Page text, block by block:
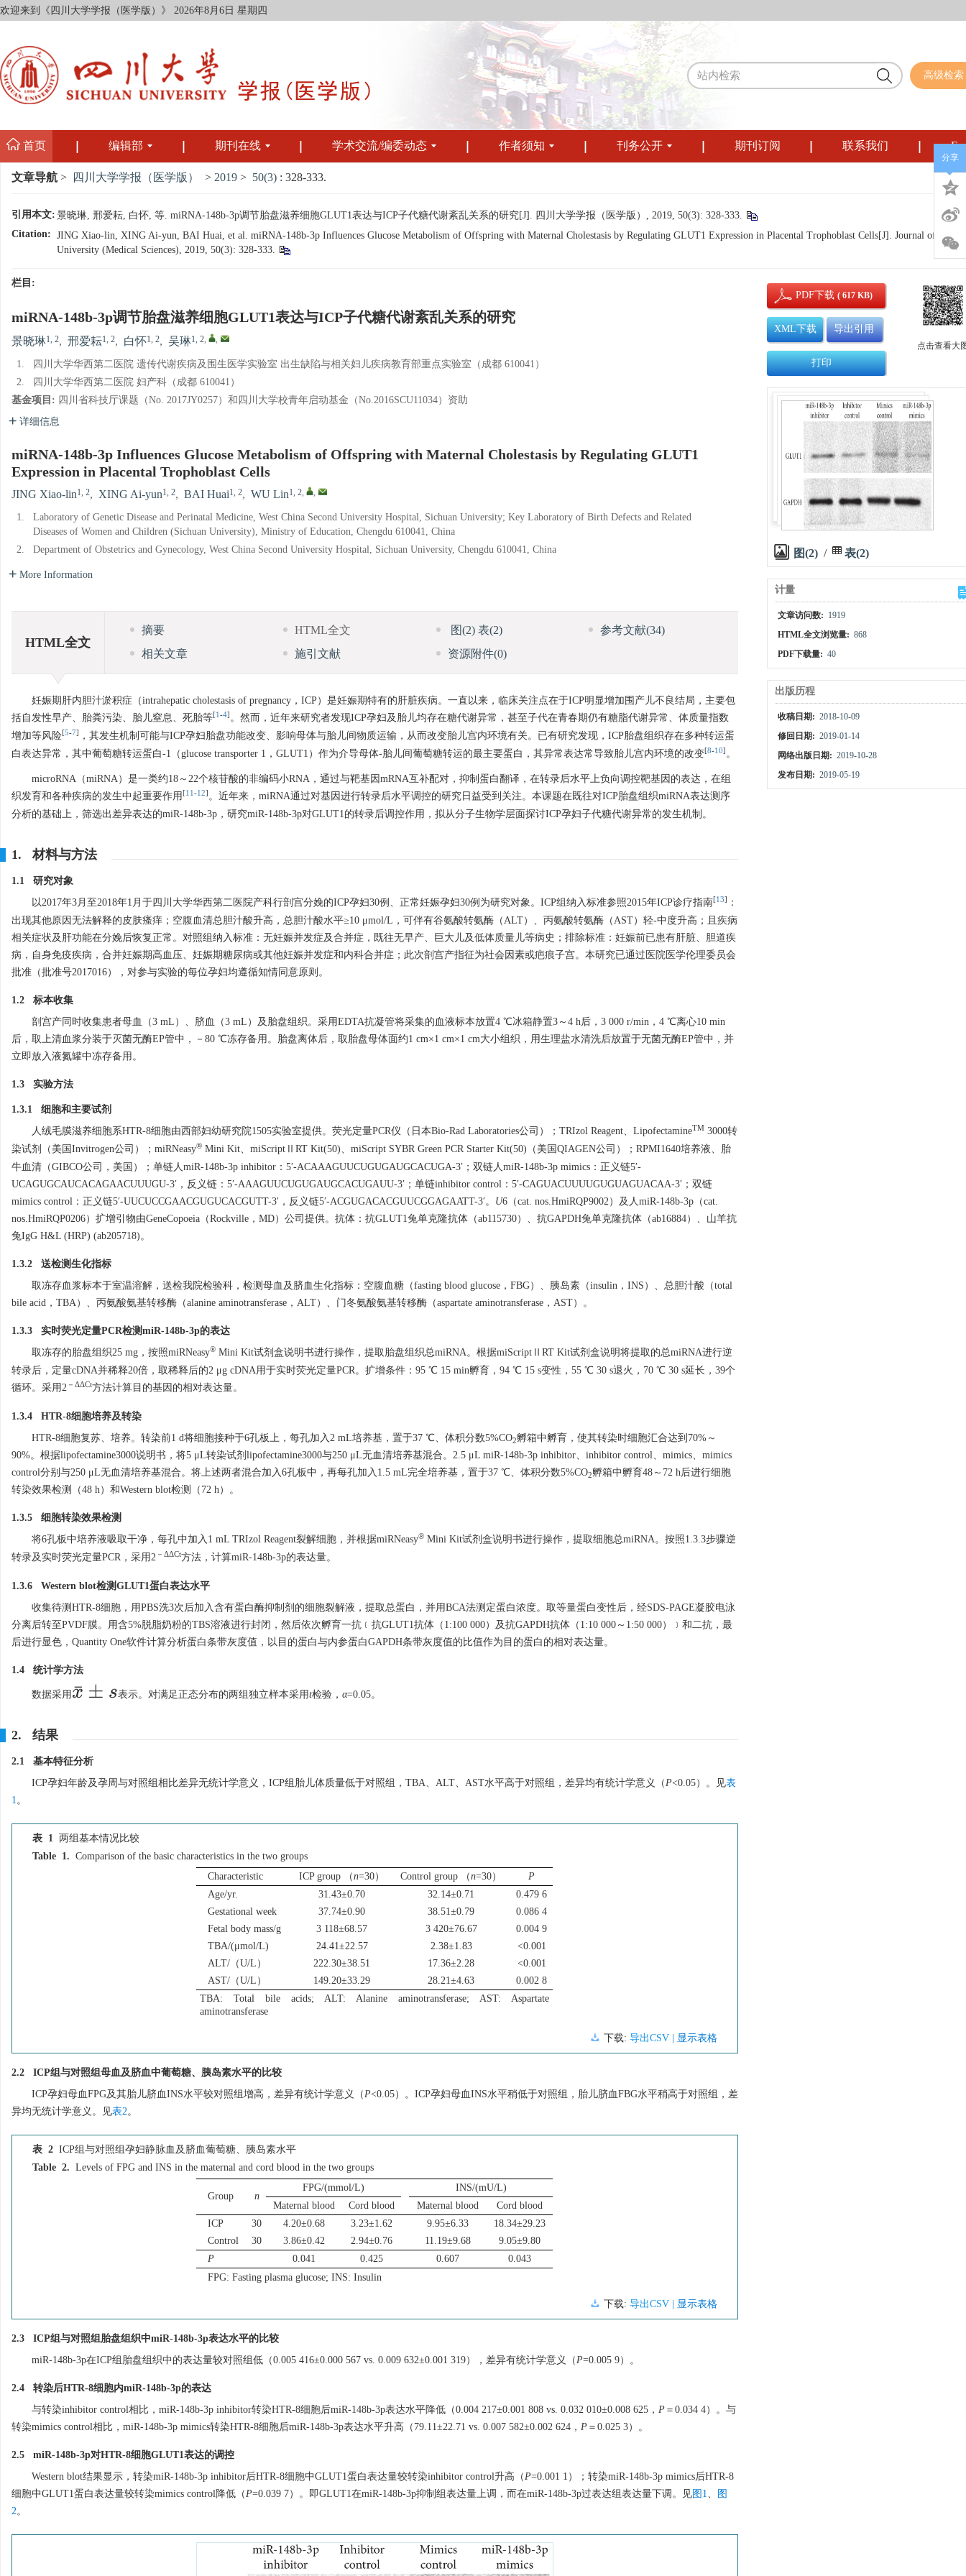
欢迎来到《四川大学学报（医学版）》 2026年8月6日 星期四
高级检索
首页 编辑部 期刊在线 学术交流/编委动态 作者须知 刊务公开 期刊订阅 联系我们
文章导航 > 四川大学学报（医学版） > 2019 > 50(3) : 328-333.
引用本文:景晓琳, 邢爱耘, 白怀, 等. miRNA-148b-3p调节胎盘滋养细胞GLUT1表达与ICP子代糖代谢紊乱关系的研究[J]. 四川大学学报（医学版）, 2019, 50(3): 328-333.
Citation: JING Xiao-lin, XING Ai-yun, BAI Huai, et al. miRNA-148b-3p Influences Glucose Metabolism of Offspring with Maternal Cholestasis by Regulating GLUT1 Expression in Placental Trophoblast Cells[J]. Journal of
University (Medical Sciences), 2019, 50(3): 328-333.
栏目:
miRNA-148b-3p调节胎盘滋养细胞GLUT1表达与ICP子代糖代谢紊乱关系的研究
景晓琳1, 2, 邢爱耘1, 2, 白怀1, 2, 吴琳1, 2, ,
1.
四川大学华西第二医院 遗传代谢疾病及围生医学实验室 出生缺陷与相关妇儿疾病教育部重点实验室（成都 610041）
2.
四川大学华西第二医院 妇产科（成都 610041）
基金项目: 四川省科技厅课题（No. 2017JY0257）和四川大学校青年启动基金（No.2016SCU11034）资助
详细信息
miRNA-148b-3p Influences Glucose Metabolism of Offspring with Maternal Cholestasis by Regulating GLUT1
Expression in Placental Trophoblast Cells
JING Xiao-lin1, 2, XING Ai-yun1, 2, BAI Huai1, 2, WU Lin1, 2, ,
1.
Laboratory of Genetic Disease and Perinatal Medicine, West China Second University Hospital, Sichuan University; Key Laboratory of Birth Defects and Related
Diseases of Women and Children (Sichuan University), Ministry of Education, Chengdu 610041, China
2.
Department of Obstetrics and Gynecology, West China Second University Hospital, Sichuan University, Chengdu 610041, China
More Information
HTML全文
摘要 HTML全文 图(2)表(2) 参考文献(34)
相关文章
施引文献 资源附件(0)
妊娠期肝内胆汁淤积症（intrahepatic cholestasis of pregnancy，ICP）是妊娠期特有的肝脏疾病。一直以来，临床关注点在于ICP明显增加围产儿不良结局，主要包
括自发性早产、胎粪污染、胎儿窒息、死胎等[1-4] 。然而，近年来研究者发现ICP孕妇及胎儿均存在糖代谢异常，甚至子代在青春期仍有糖脂代谢异常、体质量指数
增加等风险[5-7]
，其发生机制可能与ICP孕妇胎盘功能改变、影响母体与胎儿间物质运输，从而改变胎儿宫内环境有关。已有研究发现，ICP胎盘组织存在多种转运蛋
白表达异常，其中葡萄糖转运蛋白-1（glucose transporter 1，GLUT1）作为介导母体-胎儿间葡萄糖转运的最主要蛋白，其异常表达常导致胎儿宫内环境的改变[8-10] 。
microRNA（miRNA）是一类约18～22个核苷酸的非编码小RNA，通过与靶基因mRNA互补配对，抑制蛋白翻译，在转录后水平上负向调控靶基因的表达，在组
织发育和各种疾病的发生中起重要作用 [11-12] 。近年来，miRNA通过对基因进行转录后水平调控的研究日益受到关注。本课题在既往对ICP胎盘组织miRNA表达测序
分析的基础上，筛选出差异表达的miR-148b-3p，研究miR-148b-3p对GLUT1的转录后调控作用，拟从分子生物学层面探讨ICP孕妇子代糖代谢异常的发生机制。
1. 材料与方法
1.1 研究对象
以2017年3月至2018年1月于四川大学华西第二医院产科行剖宫分娩的ICP孕妇30例、正常妊娠孕妇30例为研究对象。ICP组纳入标准参照2015年ICP诊疗指南[13]
：
出现其他原因无法解释的皮肤瘙痒；空腹血清总胆汁酸升高，总胆汁酸水平≥10 μmol/L，可伴有谷氨酸转氨酶（ALT）、丙氨酸转氨酶（AST）轻-中度升高；且疾病
相关症状及肝功能在分娩后恢复正常。对照组纳入标准：无妊娠并发症及合并症，既往无早产、巨大儿及低体质量儿等病史；排除标准：妊娠前已患有肝脏、胆道疾
病，自身免疫疾病，合并妊娠期高血压、妊娠期糖尿病或其他妊娠并发症和内科合并症；此次剖宫产指征为社会因素或疤痕子宫。本研究已通过医院医学伦理委员会
批准（批准号2017016），对参与实验的每位孕妇均遵循知情同意原则。
1.2 标本收集
剖宫产同时收集患者母血（3 mL）、脐血（3 mL）及胎盘组织。采用EDTA抗凝管将采集的血液标本放置4 ℃冰箱静置3～4 h后，3 000 r/min，4 ℃离心10 min
后，取上清血浆分装于灭菌无酶EP管中，－80 ℃冻存备用。胎盘离体后，取胎盘母体面约1 cm×1 cm×1 cm大小组织，用生理盐水清洗后放置于无菌无酶EP管中，并
立即放入液氮罐中冻存备用。
1.3 实验方法
1.3.1 细胞和主要试剂
人绒毛膜滋养细胞系HTR-8细胞由西部妇幼研究院1505实验室提供。荧光定量PCR仪（日本Bio-Rad Laboratories公司）；TRIzol Reagent、LipofectamineTM 3000转
染试剂（美国Invitrogen公司）；miRNeasy® Mini Kit、miScriptⅡRT Kit(50)、miScript SYBR Green PCR Starter Kit(50)（美国QIAGEN公司）；RPMI1640培养液、胎
牛血清（GIBCO公司，美国）；单链人miR-148b-3p inhibitor：5′-ACAAAGUUCUGUGAUGCACUGA-3′；双链人miR-148b-3p mimics：正义链5′-
UCAGUGCAUCACAGAACUUUGU-3′，反义链：5′-AAAGUUCUGUGAUGCACUGAUU-3′；单链inhibitor control：5′-CAGUACUUUUGUGUAGUACAA-3′；双链
mimics control：正义链5′-UUCUCCGAACGUGUCACGUTT-3′，反义链5′-ACGUGACACGUUCGGAGAATT-3′。 U6（cat. nos.HmiRQP9002）及人miR-148b-3p（cat.
nos.HmiRQP0206）扩增引物由GeneCopoeia（Rockville，MD）公司提供。抗体：抗GLUT1兔单克隆抗体（ab115730）、抗GAPDH兔单克隆抗体（ab16884）、山羊抗
兔IgG H&L (HRP) (ab205718)。
1.3.2 送检测生化指标
取冻存血浆标本于室温溶解，送检我院检验科，检测母血及脐血生化指标：空腹血糖（fasting blood glucose，FBG）、胰岛素（insulin，INS）、总胆汁酸（total
bile acid，TBA）、丙氨酸氨基转移酶（alanine aminotransferase，ALT）、门冬氨酸氨基转移酶（aspartate aminotransferase，AST）。
1.3.3 实时荧光定量PCR检测miR-148b-3p的表达
取冻存的胎盘组织25 mg，按照miRNeasy® Mini Kit试剂盒说明书进行操作，提取胎盘组织总miRNA。根据miScriptⅡRT Kit试剂盒说明将提取的总miRNA进行逆
转录后，定量cDNA并稀释20倍，取稀释后的2 μg cDNA用于实时荧光定量PCR。扩增条件：95 ℃ 15 min孵育，94 ℃ 15 s变性，55 ℃ 30 s退火，70 ℃ 30 s延长，39个
循环。采用2 －ΔΔCt方法计算目的基因的相对表达量。
1.3.4 HTR-8细胞培养及转染
HTR-8细胞复苏、培养。转染前1 d将细胞接种于6孔板上，每孔加入2 mL培养基，置于37 ℃、体积分数5%CO2孵箱中孵育，使其转染时细胞汇合达到70%～
90%。根据lipofectamine3000说明书，将5 μL转染试剂lipofectamine3000与250 μL无血清培养基混合。2.5 μL miR-148b-3p inhibitor、inhibitor control、mimics、mimics
control分别与250 μL无血清培养基混合。将上述两者混合加入6孔板中，再每孔加入1.5 mL完全培养基，置于37 ℃、体积分数5%CO2孵箱中孵育48～72 h后进行细胞
转染效果检测（48 h）和Western blot检测（72 h）。
1.3.5 细胞转染效果检测
将6孔板中培养液吸取干净，每孔中加入1 mL TRIzol Reagent裂解细胞，并根据miRNeasy® Mini Kit试剂盒说明书进行操作，提取细胞总miRNA。按照1.3.3步骤逆
转录及实时荧光定量PCR，采用2 －ΔΔCt方法，计算miR-148b-3p的表达量。
1.3.6 Western blot检测GLUT1蛋白表达水平
收集待测HTR-8细胞，用PBS洗3次后加入含有蛋白酶抑制剂的细胞裂解液，提取总蛋白，并用BCA法测定蛋白浓度。取等量蛋白变性后，经SDS-PAGE凝胶电泳
分离后转至PVDF膜。用含5%脱脂奶粉的TBS溶液进行封闭，然后依次孵育一抗﹝抗GLUT1抗体（1:100 000）及抗GAPDH抗体（1:10 000～1:50 000）﹞和二抗，最
后进行显色，Quantity One软件计算分析蛋白条带灰度值，以目的蛋白与内参蛋白GAPDH条带灰度值的比值作为目的蛋白的相对表达量。
1.4 统计学方法
数据采用x¯± s 表示。对满足正态分布的两组独立样本采用t检验， α=0.05。
2. 结果
2.1 基本特征分析
ICP孕妇年龄及孕周与对照组相比差异无统计学意义，ICP组胎儿体质量低于对照组，TBA、ALT、AST水平高于对照组，差异均有统计学意义（P<0.05）。见表
1。
表 1 两组基本情况比较
Table 1. Comparison of the basic characteristics in the two groups
Characteristic
ICP group （n=30） Control group （n=30）
P
Age/yr.
31.43±0.70 32.14±0.71
0.479 6
Gestational week
37.74±0.90 38.51±0.79
0.086 4
Fetal body mass/g
3 118±68.57 3 420±76.67
0.004 9
TBA/(μmol/L)
24.41±22.57 2.38±1.83
<0.001
ALT/（U/L）
222.30±38.51 17.36±2.28
<0.001
AST/（U/L）
149.20±33.29 28.21±4.63
0.002 8
TBA: Total bile acids; ALT: Alanine aminotransferase; AST: Aspartate
aminotransferase
下载: 导出CSV | 显示表格
2.2 ICP组与对照组母血及脐血中葡萄糖、胰岛素水平的比较
ICP孕妇母血FPG及其胎儿脐血INS水平较对照组增高，差异有统计学意义（P<0.05）。ICP孕妇母血INS水平稍低于对照组，胎儿脐血FBG水平稍高于对照组，差
异均无统计学意义。见表2。
表 2 ICP组与对照组孕妇静脉血及脐血葡萄糖、胰岛素水平
Table 2. Levels of FPG and INS in the maternal and cord blood in the two groups
Group n
FPG/(mmol/L)
INS/(mU/L)
Maternal blood
Cord blood Maternal blood
Cord blood
ICP
30 4.20±0.68 3.23±1.62 9.95±6.33
18.34±29.23
Control
30 3.86±0.42 2.94±0.76 11.19±9.68
9.05±9.80
P
0.041 0.425 0.607
0.043
FPG: Fasting plasma glucose; INS: Insulin
下载: 导出CSV | 显示表格
2.3 ICP组与对照组胎盘组织中miR-148b-3p表达水平的比较
miR-148b-3p在ICP组胎盘组织中的表达量较对照组低（0.005 416±0.000 567 vs. 0.009 632±0.001 319），差异有统计学意义（P=0.005 9）。
2.4 转染后HTR-8细胞内miR-148b-3p的表达
与转染inhibitor control相比，miR-148b-3p inhibitor转染HTR-8细胞后miR-148b-3p表达水平降低（0.004 217±0.001 808 vs. 0.032 010±0.008 625， P＝0.034 4）。与
转染mimics control相比，miR-148b-3p mimics转染HTR-8细胞后miR-148b-3p表达水平升高（79.11±22.71 vs. 0.007 582±0.002 624， P＝0.025 3）。
2.5 miR-148b-3p对HTR-8细胞GLUT1表达的调控
Western blot结果显示，转染miR-148b-3p inhibitor后HTR-8细胞中GLUT1蛋白表达量较转染inhibitor control升高（P=0.001 1）；转染miR-148b-3p mimics后HTR-8
细胞中GLUT1蛋白表达量较转染mimics control降低（P=0.039 7）。即GLUT1在miR-148b-3p抑制组表达量上调，而在miR-148b-3p过表达组表达量下调。见图1、
图
2。
PDF下载( 617 KB)
XML下载 导出引用
打印
点击查看大
图(2) / 表(2)
计量
文章访问数: 1919
HTML全文浏览量: 868
PDF下载量: 40
出版历程
收稿日期: 2018-10-09
修回日期: 2019-01-14
网络出版日期: 2019-10-28
发布日期: 2019-05-19
分享